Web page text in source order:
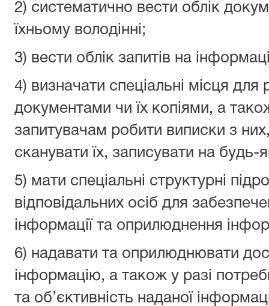
2) систематично вести облік
їхньому володінні;
3) вести облік запитів на
4) визначати спеціальні місця для
документами чи їх копіями, а
запитувачам робити виписки з
сканувати їх, записувати на будь-
5) мати спеціальні структурні
відповідальних осіб для
інформації та оприлюднення
6) надавати та оприлюднювати
інформацію, а також у разі
та об’єктивність наданої